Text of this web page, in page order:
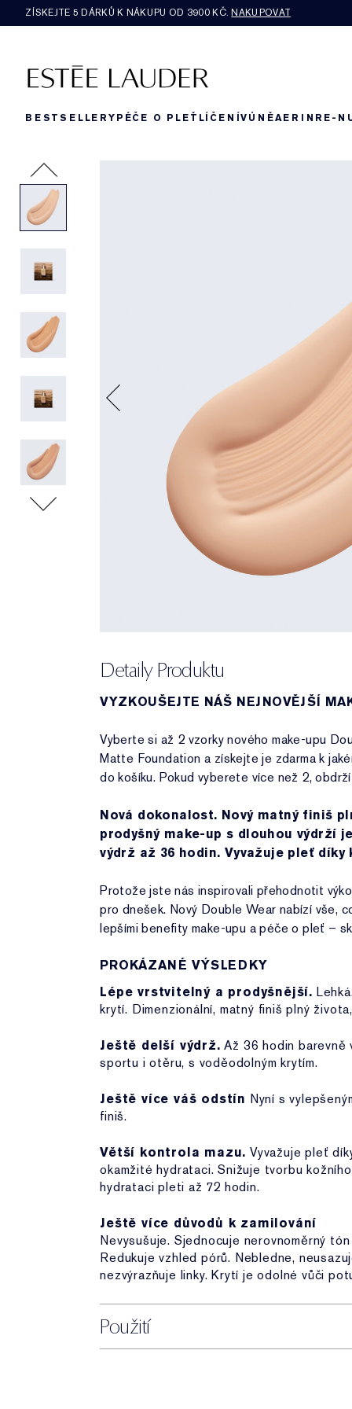
ZÍSKEJTE 5 DÁRKŮ K NÁKUPU OD 3900 KČ.NAKUPOVAT
BESTSELLERYPÉČE O PLEŤ LÍČENÍVŮNĚAERIN RE-